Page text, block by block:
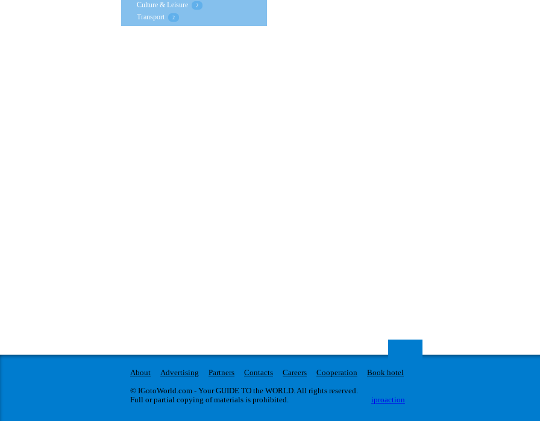
Culture & Leisure 2
Transport 2
About Advertising Partners Contacts Careers Cooperation
Book hotel
© IGotoWorld.com - Your GUIDE TO the WORLD. All rights reserved.
Full or partial copying of materials is prohibited.
iproaction